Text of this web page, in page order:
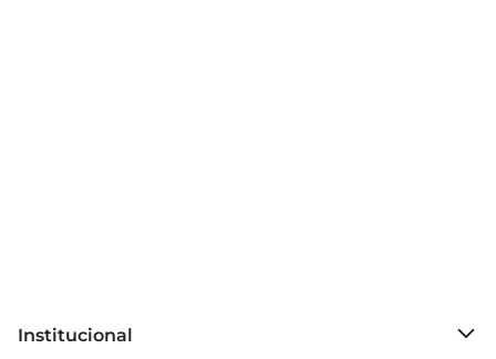
entregando uma experiência gustativa autêntica
Institucional